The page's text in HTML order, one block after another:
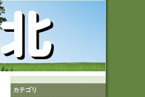
カテゴリ